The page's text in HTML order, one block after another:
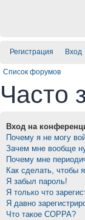
Регистрация Вход
Список форумов
Часто
Вход на
Почему я не могу
Зачем мне вообще
Почему мне
Как сделать, чтобы
Я забыл пароль!
Я только что
Я давно
Что такое COPPA?